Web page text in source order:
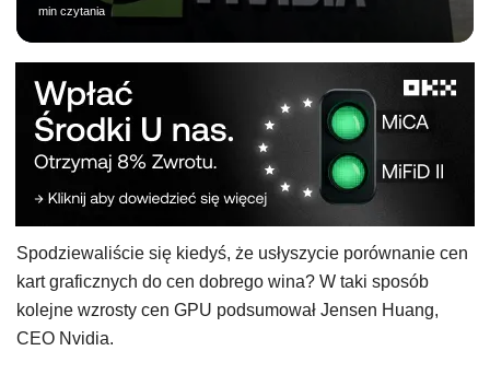
min czytania
Spodziewaliście się kiedyś, że usłyszycie porównanie cen
kart graficznych do cen dobrego wina? W taki sposób
kolejne wzrosty cen GPU podsumował Jensen Huang,
CEO Nvidia.